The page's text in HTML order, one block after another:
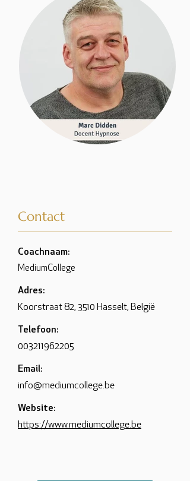
Contact
Coachnaam:
MediumCollege
Adres:
Koorstraat 82, 3510 Hasselt, België
Telefoon:
003211962205
Email:
info@mediumcollege.be
Website:
https://www.mediumcollege.be